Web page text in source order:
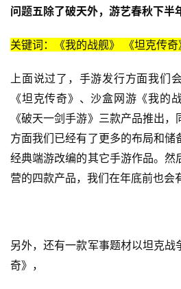
5
第
十
三
金
茶
奖
7
问题五除了破天外，游艺春秋下半
关键词：《我的战舰》 《坦克传奇
上面说过了，手游发行方面我们
《坦克传奇》、沙盒网游《我的
《破天一剑手游》三款产品推出
方面我们已经有了更多的布局和储
经典端游改编的其它手游作品。然
营的四款产品，我们在年底前也会
另外，还有一款军事题材以坦克战
奇》，